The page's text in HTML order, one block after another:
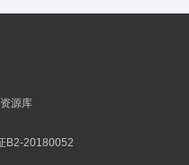
源库
B2-20180052